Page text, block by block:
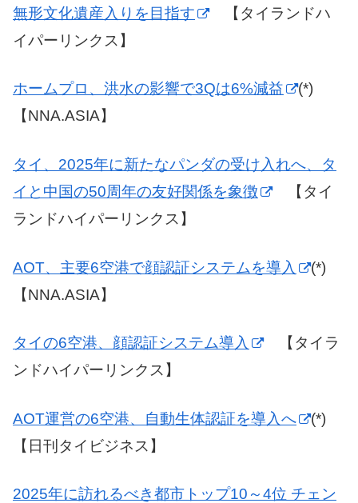
無形文化遺産入りを目指す
【タイランドハ
イパーリンクス】
ホームプロ、洪水の影響で3Qは6%減益
(*)
【NNA.ASIA】
タイ、2025年に新たなパンダの受け入れへ、タ
イと中国の50周年の友好関係を象徴
【タイ
ランドハイパーリンクス】
AOT、主要6空港で顔認証システムを導入
(*)
【NNA.ASIA】
タイの6空港、顔認証システム導入
【タイラ
ンドハイパーリンクス】
AOT運営の6空港、自動生体認証を導入へ
(*)
【日刊タイビジネス】
2025年に訪れるべき都市トップ10～4位 チェン